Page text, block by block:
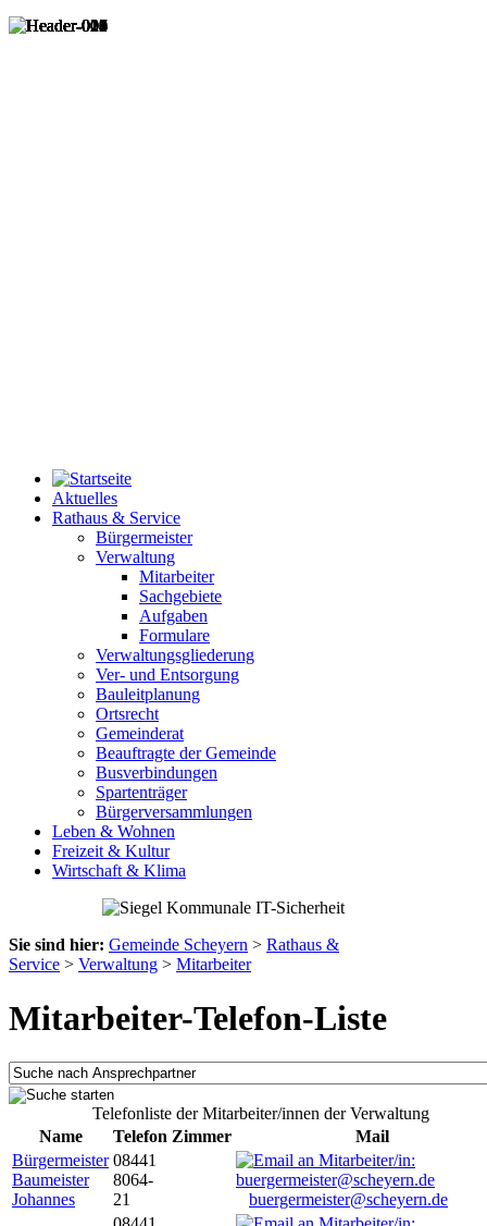
Aktuelles
Rathaus & Service
Bürgermeister
Verwaltung
Mitarbeiter
Sachgebiete
Aufgaben
Formulare
Verwaltungsgliederung
Ver- und Entsorgung
Bauleitplanung
Ortsrecht
Gemeinderat
Beauftragte der Gemeinde
Busverbindungen
Spartenträger
Bürgerversammlungen
Leben & Wohnen
Freizeit & Kultur
Wirtschaft & Klima
Sie sind hier: Gemeinde Scheyern > Rathaus &
Service > Verwaltung > Mitarbeiter
Mitarbeiter-Telefon-Liste
Telefonliste der Mitarbeiter/innen der Verwaltung
Name
Telefon Zimmer
Mail
Bürgermeister
Baumeister
Johannes
08441
8064-
21
buergermeister@scheyern.de